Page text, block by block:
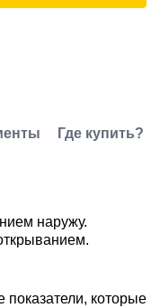
Где купить?
наружу.
показатели, которые